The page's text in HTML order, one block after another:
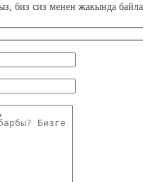
биз сиз менен жакында